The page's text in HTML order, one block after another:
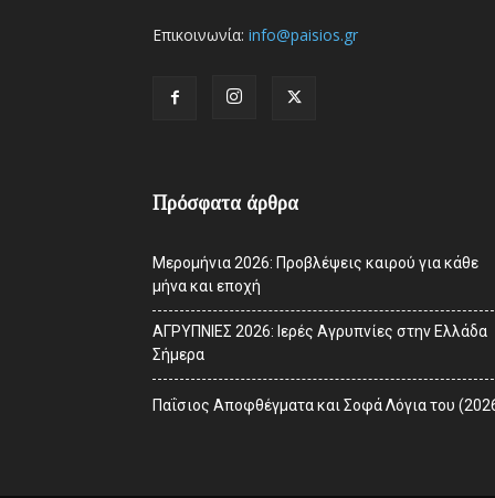
Επικοινωνία: info@paisios.gr
Πρόσφατα άρθρα
Μερομήνια 2026: Προβλέψεις καιρού για κάθε
μήνα και εποχή
ΑΓΡΥΠΝΙΕΣ 2026: Ιερές Αγρυπνίες στην Ελλάδα
Σήμερα
Παΐσιος Αποφθέγματα και Σοφά Λόγια του